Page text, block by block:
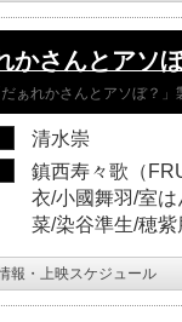
かさんとアソ
ぁれかさんとアソぼ？」
清水崇
鎮西寿々歌（
衣/小國舞羽/室
菜/染谷準生/穂
報・上映スケジュール